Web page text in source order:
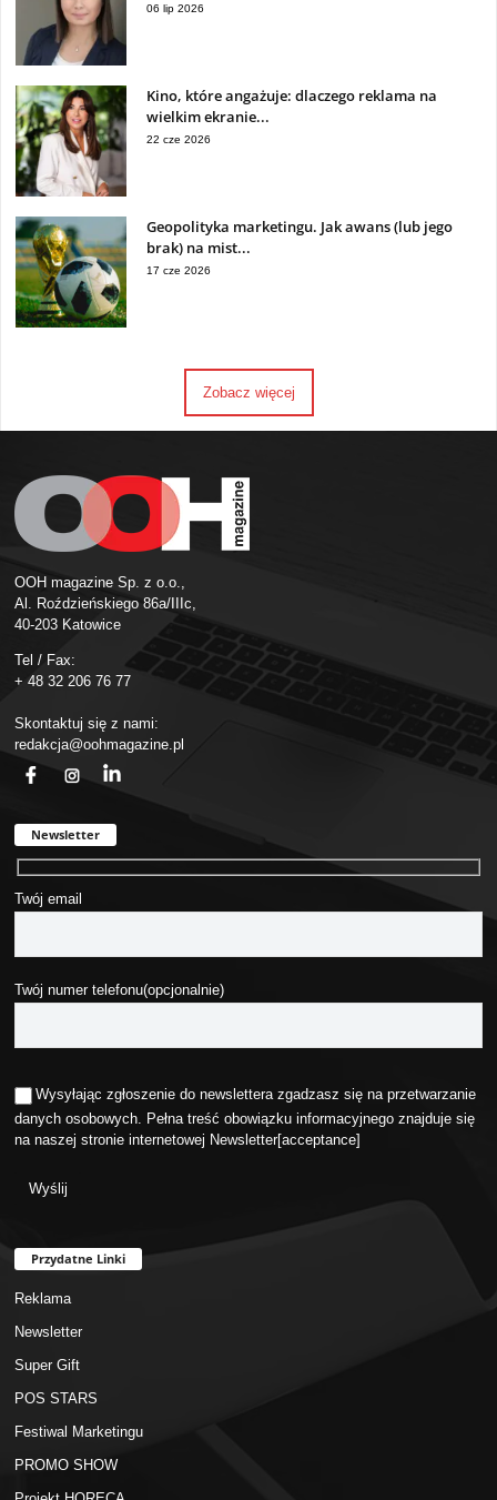
06 lip 2026
Kino, które angażuje: dlaczego reklama na
wielkim ekranie...
22 cze 2026
Geopolityka marketingu. Jak awans (lub jego
brak) na mist...
17 cze 2026
Zobacz więcej
OOH magazine Sp. z o.o.,
Al. Roździeńskiego 86a/IIIc,
40-203 Katowice
Tel / Fax:
+ 48 32 206 76 77
Skontaktuj się z nami:
redakcja@oohmagazine.pl
Newsletter
Twój email
Twój numer telefonu(opcjonalnie)
Wysyłając zgłoszenie do newslettera zgadzasz się na przetwarzanie
danych osobowych. Pełna treść obowiązku informacyjnego znajduje się
na naszej stronie internetowej Newsletter[acceptance]
Przydatne Linki
Reklama
Newsletter
Super Gift
POS STARS
Festiwal Marketingu
PROMO SHOW